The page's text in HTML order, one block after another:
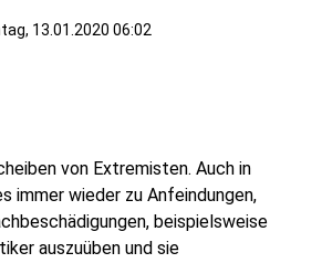
13.01.2020 06:02
von Extremisten. Auch in
immer wieder zu Anfeindungen,
beispielsweise
auszuüben und sie